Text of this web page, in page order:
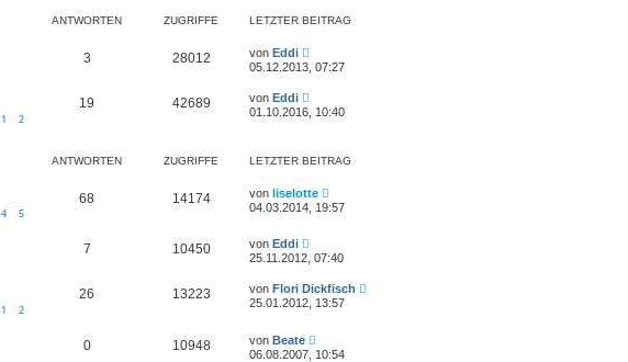
ANTWORTEN ZUGRIFFE LETZTER BEITRAG
3 28012 von Eddi
05.12.2013, 07:27
1 2
19 42689 von Eddi
01.10.2016, 10:40
ANTWORTEN ZUGRIFFE LETZTER BEITRAG
4 5
68 14174 von liselotte
04.03.2014, 19:57
7 10450 von Eddi
25.11.2012, 07:40
1 2
26 13223 von Flori Dickfisch
25.01.2012, 13:57
0 10948 von Beate
06.08.2007, 10:54